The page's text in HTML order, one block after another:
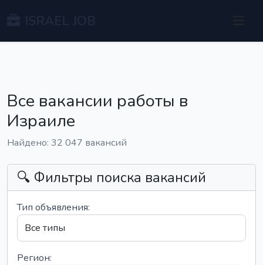
Все вакансии работы в
Израиле
Найдено: 32 047 вакансий
🔍 Фильтры поиска вакансий
Тип объявления:
Регион: